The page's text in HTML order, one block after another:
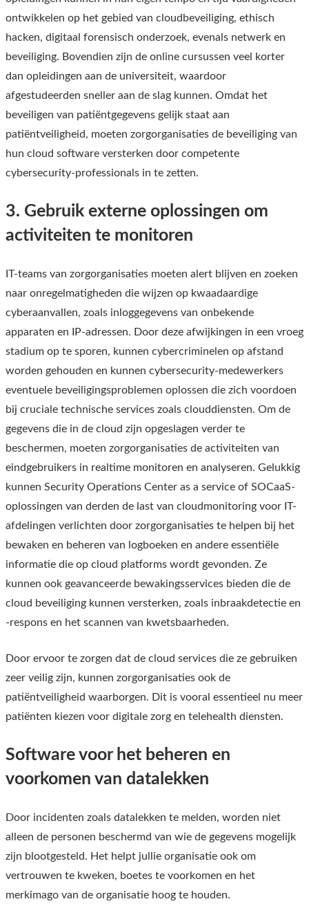
ontwikkelen op het gebied van cloudbeveiliging, ethisch
hacken, digitaal forensisch onderzoek, evenals netwerk en
beveiliging. Bovendien zijn de online cursussen veel korter
dan opleidingen aan de universiteit, waardoor
afgestudeerden sneller aan de slag kunnen. Omdat het
beveiligen van patiëntgegevens gelijk staat aan
patiëntveiligheid, moeten zorgorganisaties de beveiliging van
hun cloud software versterken door competente
cybersecurity-professionals in te zetten.
3. Gebruik externe oplossingen om
activiteiten te monitoren
IT-teams van zorgorganisaties moeten alert blijven en zoeken
naar onregelmatigheden die wijzen op kwaadaardige
cyberaanvallen, zoals inloggegevens van onbekende
apparaten en IP-adressen. Door deze afwijkingen in een vroeg
stadium op te sporen, kunnen cybercriminelen op afstand
worden gehouden en kunnen cybersecurity-medewerkers
eventuele beveiligingsproblemen oplossen die zich voordoen
bij cruciale technische services zoals clouddiensten. Om de
gegevens die in de cloud zijn opgeslagen verder te
beschermen, moeten zorgorganisaties de activiteiten van
eindgebruikers in realtime monitoren en analyseren. Gelukkig
kunnen Security Operations Center as a service of SOCaaS-
oplossingen van derden de last van cloudmonitoring voor IT-
afdelingen verlichten door zorgorganisaties te helpen bij het
bewaken en beheren van logboeken en andere essentiële
informatie die op cloud platforms wordt gevonden. Ze
kunnen ook geavanceerde bewakingsservices bieden die de
cloud beveiliging kunnen versterken, zoals inbraakdetectie en
-respons en het scannen van kwetsbaarheden.
Door ervoor te zorgen dat de cloud services die ze gebruiken
zeer veilig zijn, kunnen zorgorganisaties ook de
patiëntveiligheid waarborgen. Dit is vooral essentieel nu meer
patiënten kiezen voor digitale zorg en telehealth diensten.
Software voor het beheren en
voorkomen van datalekken
Door incidenten zoals datalekken te melden, worden niet
alleen de personen beschermd van wie de gegevens mogelijk
zijn blootgesteld. Het helpt jullie organisatie ook om
vertrouwen te kweken, boetes te voorkomen en het
merkimago van de organisatie hoog te houden.